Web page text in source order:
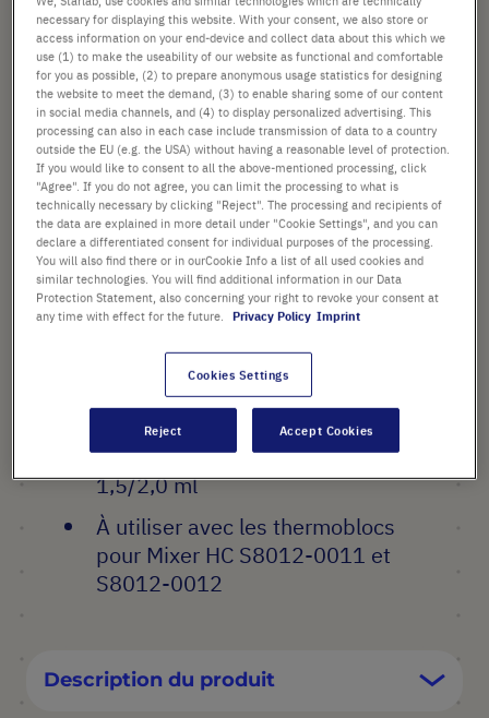
images
gallery
POINTS FORTS
Rack ISO pour 24 tubes de
1,5/2,0 ml
À utiliser avec les thermoblocs
pour Mixer HC S8012-0011 et
S8012-0012
92,00 €
Prix catalogue indiqué. [*hors TVA et frais de port]
Vérifier la disponibilité Horsfrais de port
- +
Ajouter
au
panier
1 Pièce (1 Boîte × 1 Pièce)
Description du produit
necessary for displaying this website. With your consent, we also store or
access information on your end-device and collect data about this which we
use (1) to make the useability of our website as functional and comfortable
for you as possible, (2) to prepare anonymous usage statistics for designing
the website to meet the demand, (3) to enable sharing some of our content
in social media channels, and (4) to display personalized advertising. This
processing can also in each case include transmission of data to a country
outside the EU (e.g. the USA) without having a reasonable level of protection.
If you would like to consent to all the above-mentioned processing, click
"Agree". If you do not agree, you can limit the processing to what is
technically necessary by clicking "Reject". The processing and recipients of
the data are explained in more detail under "Cookie Settings", and you can
declare a differentiated consent for individual purposes of the processing.
You will also find there or in ourCookie Info a list of all used cookies and
similar technologies. You will find additional information in our Data
Protection Statement, also concerning your right to revoke your consent at
any time with effect for the future.
Privacy Policy Imprint
Cookies Settings
Reject Accept Cookies